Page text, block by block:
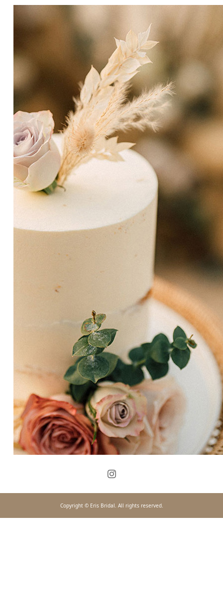
Copyright © Eris Bridal. All rights reserved.